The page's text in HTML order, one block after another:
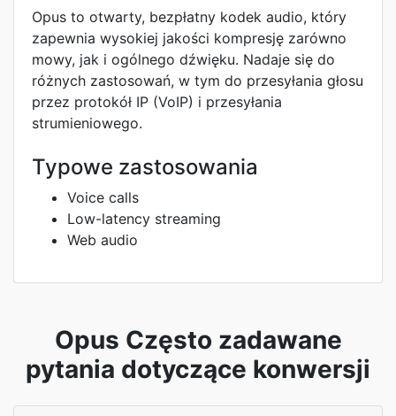
Opus to otwarty, bezpłatny kodek audio, który
zapewnia wysokiej jakości kompresję zarówno
mowy, jak i ogólnego dźwięku. Nadaje się do
różnych zastosowań, w tym do przesyłania głosu
przez protokół IP (VoIP) i przesyłania
strumieniowego.
Typowe zastosowania
Voice calls
Low-latency streaming
Web audio
Opus Często zadawane
pytania dotyczące konwersji